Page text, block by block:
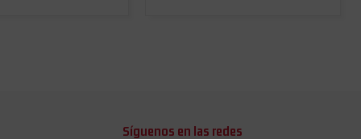
Síguenos en las redes